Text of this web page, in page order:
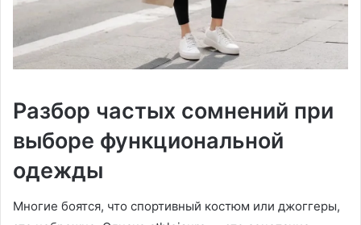
Разбор частых сомнений при
выборе функциональной
одежды
Многие боятся, что спортивный костюм или джоггеры,